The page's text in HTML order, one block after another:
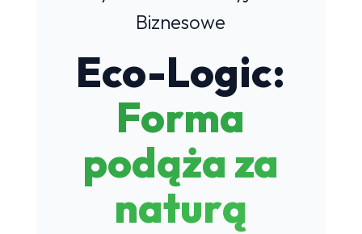
Biznesowe
Eco-Logic:
Forma
podąża za
naturą